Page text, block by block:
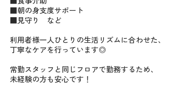
■朝の身支度サポート
■見守り など
利用者様一人ひとりの生活リズムに合わせた、
丁寧なケアを行っています◎
常勤スタッフと同じフロアで勤務するため、
未経験の方も安心です！